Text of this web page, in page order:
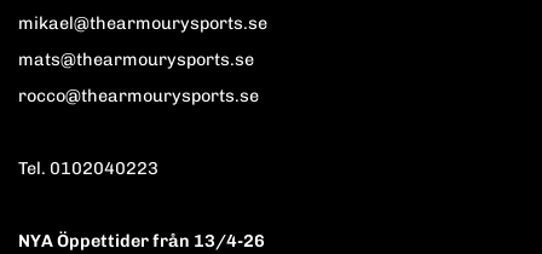
mikael@thearmourysports.se
mats@thearmourysports.se
rocco@thearmourysports.se
Tel. 0102040223
NYA Öppettider från 13/4-26